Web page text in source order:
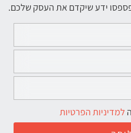
ידע שיקדם את העסק שלכם.
למדיניות הפרטיות